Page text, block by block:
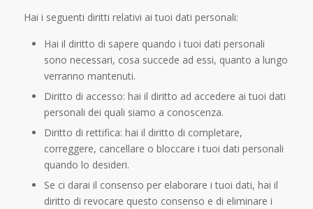
Hai i seguenti diritti relativi ai tuoi dati personali:
Hai il diritto di sapere quando i tuoi dati personali
sono necessari, cosa succede ad essi, quanto a lungo
verranno mantenuti.
Diritto di accesso: hai il diritto ad accedere ai tuoi dati
personali dei quali siamo a conoscenza.
Diritto di rettifica: hai il diritto di completare,
correggere, cancellare o bloccare i tuoi dati personali
quando lo desideri.
Se ci darai il consenso per elaborare i tuoi dati, hai il
diritto di revocare questo consenso e di eliminare i